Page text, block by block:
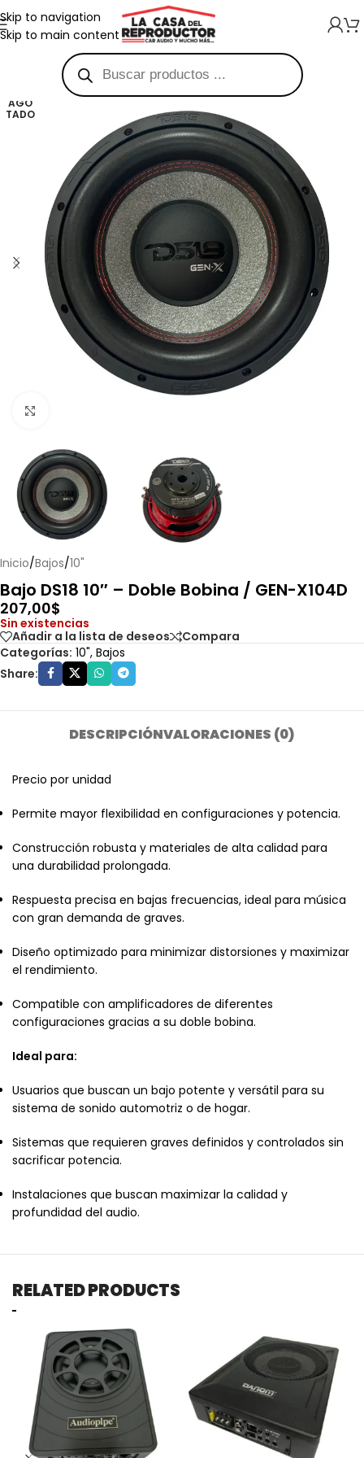
Skip to navigation
Skip to main content
AGO
TADO
Inicio/Bajos/10"
Bajo DS18 10″ – Doble Bobina / GEN-X104D
207,00$
Sin existencias
Añadir a la lista de deseos
Compara
Categorías: 10", Bajos
Share:
DESCRIPCIÓNVALORACIONES (0)
Precio por unidad
Permite mayor flexibilidad en configuraciones y potencia.
Construcción robusta y materiales de alta calidad para
una durabilidad prolongada.
Respuesta precisa en bajas frecuencias, ideal para música
con gran demanda de graves.
Diseño optimizado para minimizar distorsiones y maximizar
el rendimiento.
Compatible con amplificadores de diferentes
configuraciones gracias a su doble bobina.
Ideal para:
Usuarios que buscan un bajo potente y versátil para su
sistema de sonido automotriz o de hogar.
Sistemas que requieren graves definidos y controlados sin
sacrificar potencia.
Instalaciones que buscan maximizar la calidad y
profundidad del audio.
RELATED PRODUCTS